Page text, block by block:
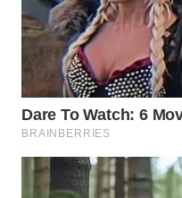
WN
NATUNA
WN
BINTAN
WN
MANDALIKA